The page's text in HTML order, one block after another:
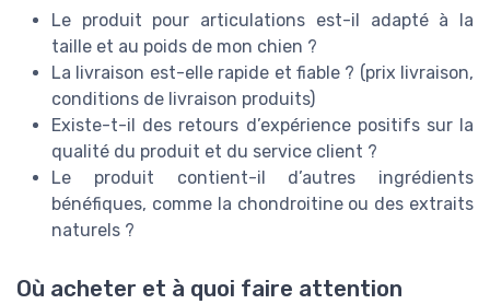
Le produit pour articulations est-il adapté à la
taille et au poids de mon chien ?
La livraison est-elle rapide et fiable ? (prix livraison,
conditions de livraison produits)
Existe-t-il des retours d’expérience positifs sur la
qualité du produit et du service client ?
Le produit contient-il d’autres ingrédients
bénéfiques, comme la chondroitine ou des extraits
naturels ?
Où acheter et à quoi faire attention